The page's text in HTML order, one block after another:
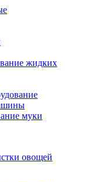
жидких
муки
овощей